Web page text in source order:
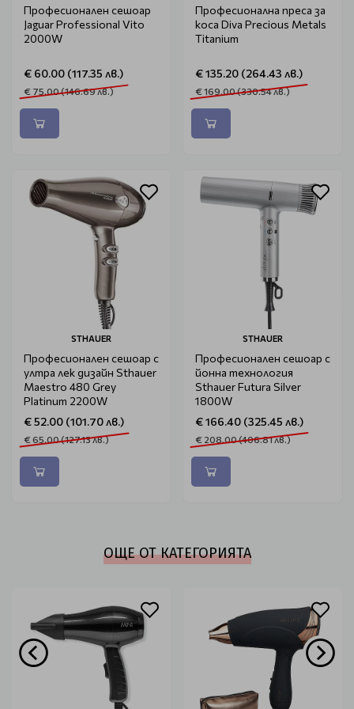
Професионален сешоар
Jaguar Professional Vito
2000W
€ 60.00 (117.35 лв.)
€ 75.00 (146.69 лв.)
Професионална преса за
коса Diva Precious Metals
Titanium
€ 135.20 (264.43 лв.)
€ 169.00 (330.54 лв.)
STHAUER
Професионален сешоар с
ултра лек дизайн Sthauer
Maestro 480 Grey
Platinum 2200W
€ 52.00 (101.70 лв.)
€ 65.00 (127.13 лв.)
STHAUER
Професионален сешоар с
йонна технология
Sthauer Futura Silver
1800W
€ 166.40 (325.45 лв.)
€ 208.00 (406.81 лв.)
ОЩЕ ОТ КАТЕГОРИЯТА